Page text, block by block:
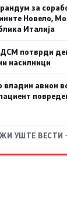
за
Новело,
Италија
потврди
насилници
авион
УШТЕ ВЕСТИ